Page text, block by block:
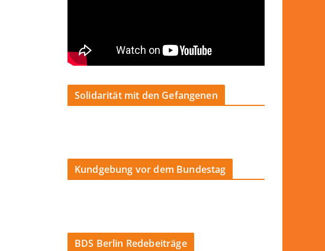
Solidarität mit den Gefangenen
Kundgebung vor dem Bundestag
BDS Berlin Redebeiträge